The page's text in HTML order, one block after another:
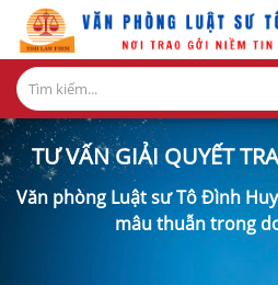
GIỚI
THIỆU
LĨNH
VỰC
HÀNH
TƯ VẤN GIẢI QUYẾT
Văn phòng Luật sư Tô Đình
mâu thuẫn trong